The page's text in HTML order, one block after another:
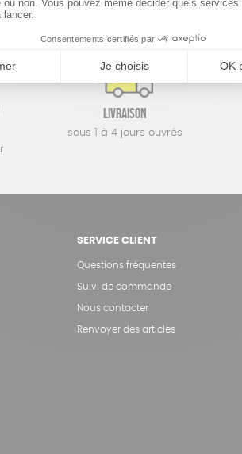
Livraison
sous 1 à 4 jours ouvrés
SERVICE CLIENT
Questions fréquentes
Suivi de commande
Nous contacter
Renvoyer des articles